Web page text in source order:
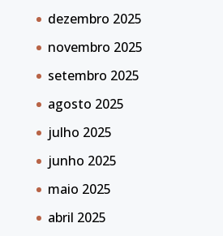
dezembro 2025
novembro 2025
setembro 2025
agosto 2025
julho 2025
junho 2025
maio 2025
abril 2025